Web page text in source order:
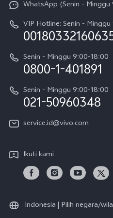
V70
V70 FE
Y05
X300 Pro
Gerai Terdekat
Pembaruan Sistem
Harga Spare Part
Otentikasi IMEI
Kebijakan Garansi vivo
Layanan Perbaikan Antar Jemput
Unduh LUT untuk Memulihkan
Sejarah
Berita
Pemberitahuan Hukum
Tentang Kami
Pusat Privasi vivo
WhatsApp (Senin -
VIP Hotline: Senin - Minggu
Senin - Minggu 9:00-18:00
0800-1-401891
Senin - Minggu 9:00-18:00
021-50960348
service.id@vivo.com
Ikuti kami
Indonesia | Pilih negara/